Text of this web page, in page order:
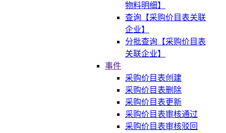
物料明细】
查询【采购价目表关联
企业】
分批查询【采购价目表
关联企业】
事件
采购价目表创建
采购价目表删除
采购价目表更新
采购价目表审核通过
采购价目表审核驳回